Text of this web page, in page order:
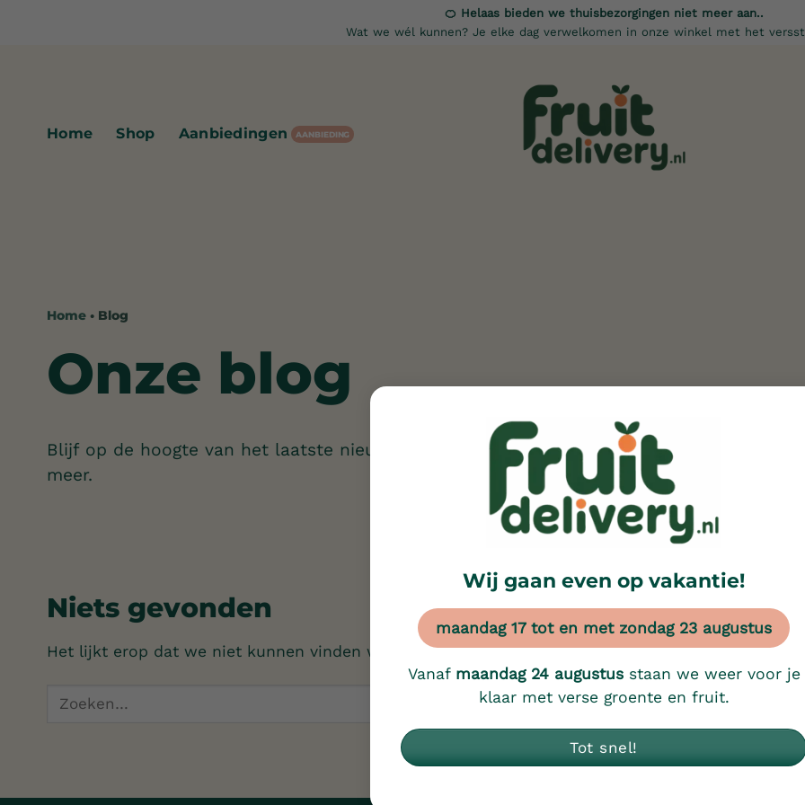
Wij gaan even op vakantie!
maandag 17 tot en met zondag 23 augustus
Vanaf maandag 24 augustusstaan we weer voor je
klaar met verse groente en fruit.
Tot snel!
🍊 Helaas bieden we thuisbezorgingen niet meer aan..
Wat we wél kunnen? Je elke dag verwelkomen in onze winkel met het
Home Shop Aanbiedingen
Home • Blog
Onze blog
Blijf op de hoogte van het laatste nieuws, aanbiedingen en
meer.
Niets gevonden
Het lijkt erop dat we niet kunnen vinden wat je zoekt. Probeer de zoekbalk.